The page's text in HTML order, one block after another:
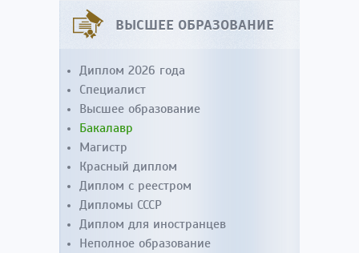
ВЫСШЕЕ ОБРАЗОВАНИЕ
Диплом 2026 года
Специалист
Высшее образование
Бакалавр
Магистр
Красный диплом
Диплом с реестром
Дипломы СССР
Диплом для иностранцев
Неполное образование